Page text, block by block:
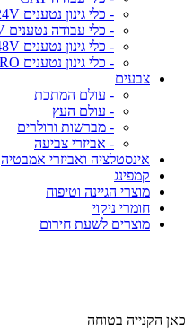
- כלי גינון נטענים 24V
- כלי עבודה נטענים 24V
- כלי גינון נטענים 48V
- כלי גינון נטענים 80V PRO
צבעים
- עולם המתכת
- עולם העץ
- מברשות ורולרים
- אביזרי צביעה
אינסטלציה ואביזרי אמבטיה
קמפינג
מוצרי הגיינה וטיפוח
חומרי ניקוי
מוצרים לשעת חירום
כאן הקנייה בטוחה